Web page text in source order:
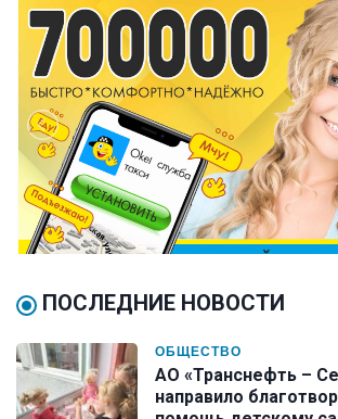
ПОСЛЕДНИЕ НОВОСТИ
ОБЩЕСТВО
АО «Транснефть –
направило